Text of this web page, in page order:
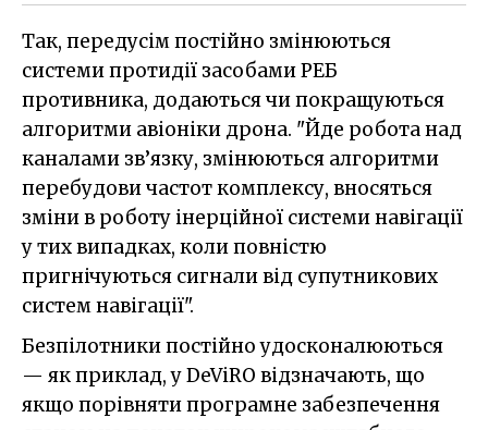
Так, передусім постійно змінюються
системи протидії засобами РЕБ
противника, додаються чи покращуються
алгоритми авіоніки дрона. "Йде робота над
каналами зв’язку, змінюються алгоритми
перебудови частот комплексу, вносяться
зміни в роботу інерційної системи навігації
у тих випадках, коли повністю
пригнічуються сигнали від супутникових
систем навігації".
Безпілотники постійно удосконалюються
— як приклад, у DeViRO відзначають, що
якщо порівняти програмне забезпечення